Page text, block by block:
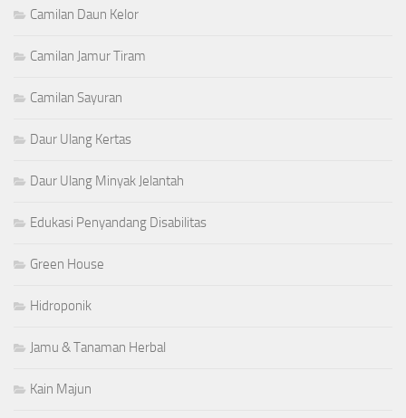
Camilan Daun Kelor
Camilan Jamur Tiram
Camilan Sayuran
Daur Ulang Kertas
Daur Ulang Minyak Jelantah
Edukasi Penyandang Disabilitas
Green House
Hidroponik
Jamu & Tanaman Herbal
Kain Majun